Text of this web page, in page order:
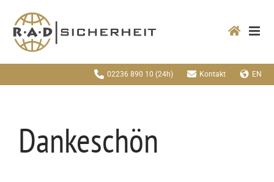
Inhalt
springen
02236 890 10 (24h) Kontakt EN
Dankeschön